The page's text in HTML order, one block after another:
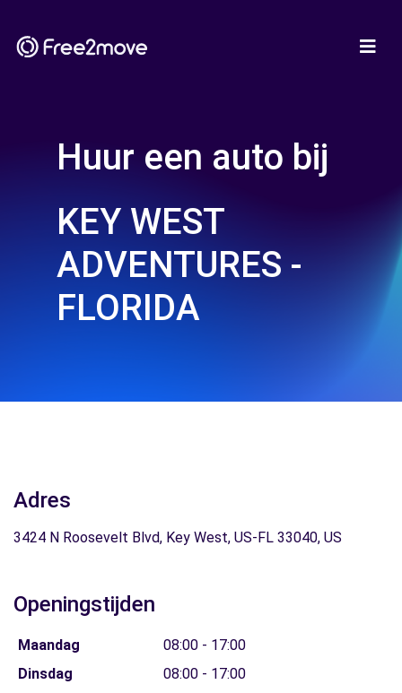
Huur een auto bij
KEY WEST
ADVENTURES -
FLORIDA
Adres
3424 N Roosevelt Blvd, Key West, US-FL 33040, US
Openingstijden
Maandag
08:00 - 17:00
Dinsdag
08:00 - 17:00